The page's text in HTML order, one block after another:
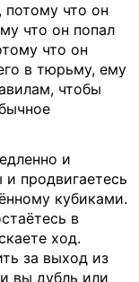
потому что он
что он попал
что он
в тюрьму, ему
чтобы
и
продвигаетесь
кубиками.
в
ход.
за выход из
вы дубль или